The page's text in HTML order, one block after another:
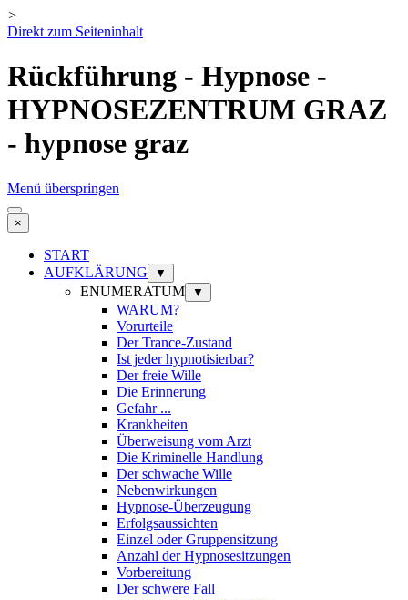
>
Direkt zum Seiteninhalt
Rückführung - Hypnose -
HYPNOSEZENTRUM GRAZ
- hypnose graz
Menü überspringen
×
START
AUFKLÄRUNG
▼
ENUMERATUM ▼
WARUM?
Vorurteile
Der Trance-Zustand
Ist jeder hypnotisierbar?
Der freie Wille
Die Erinnerung
Gefahr ...
Krankheiten
Überweisung vom Arzt
Die Kriminelle Handlung
Der schwache Wille
Nebenwirkungen
Hypnose-Überzeugung
Erfolgsaussichten
Einzel oder Gruppensitzung
Anzahl der Hypnosesitzungen
Vorbereitung
Der schwere Fall